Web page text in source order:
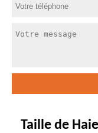
Taille de